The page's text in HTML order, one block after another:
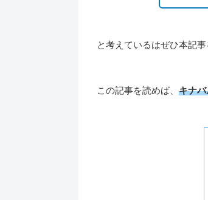
と考えているはぜひ本記事
この記事を読めば、 キナ